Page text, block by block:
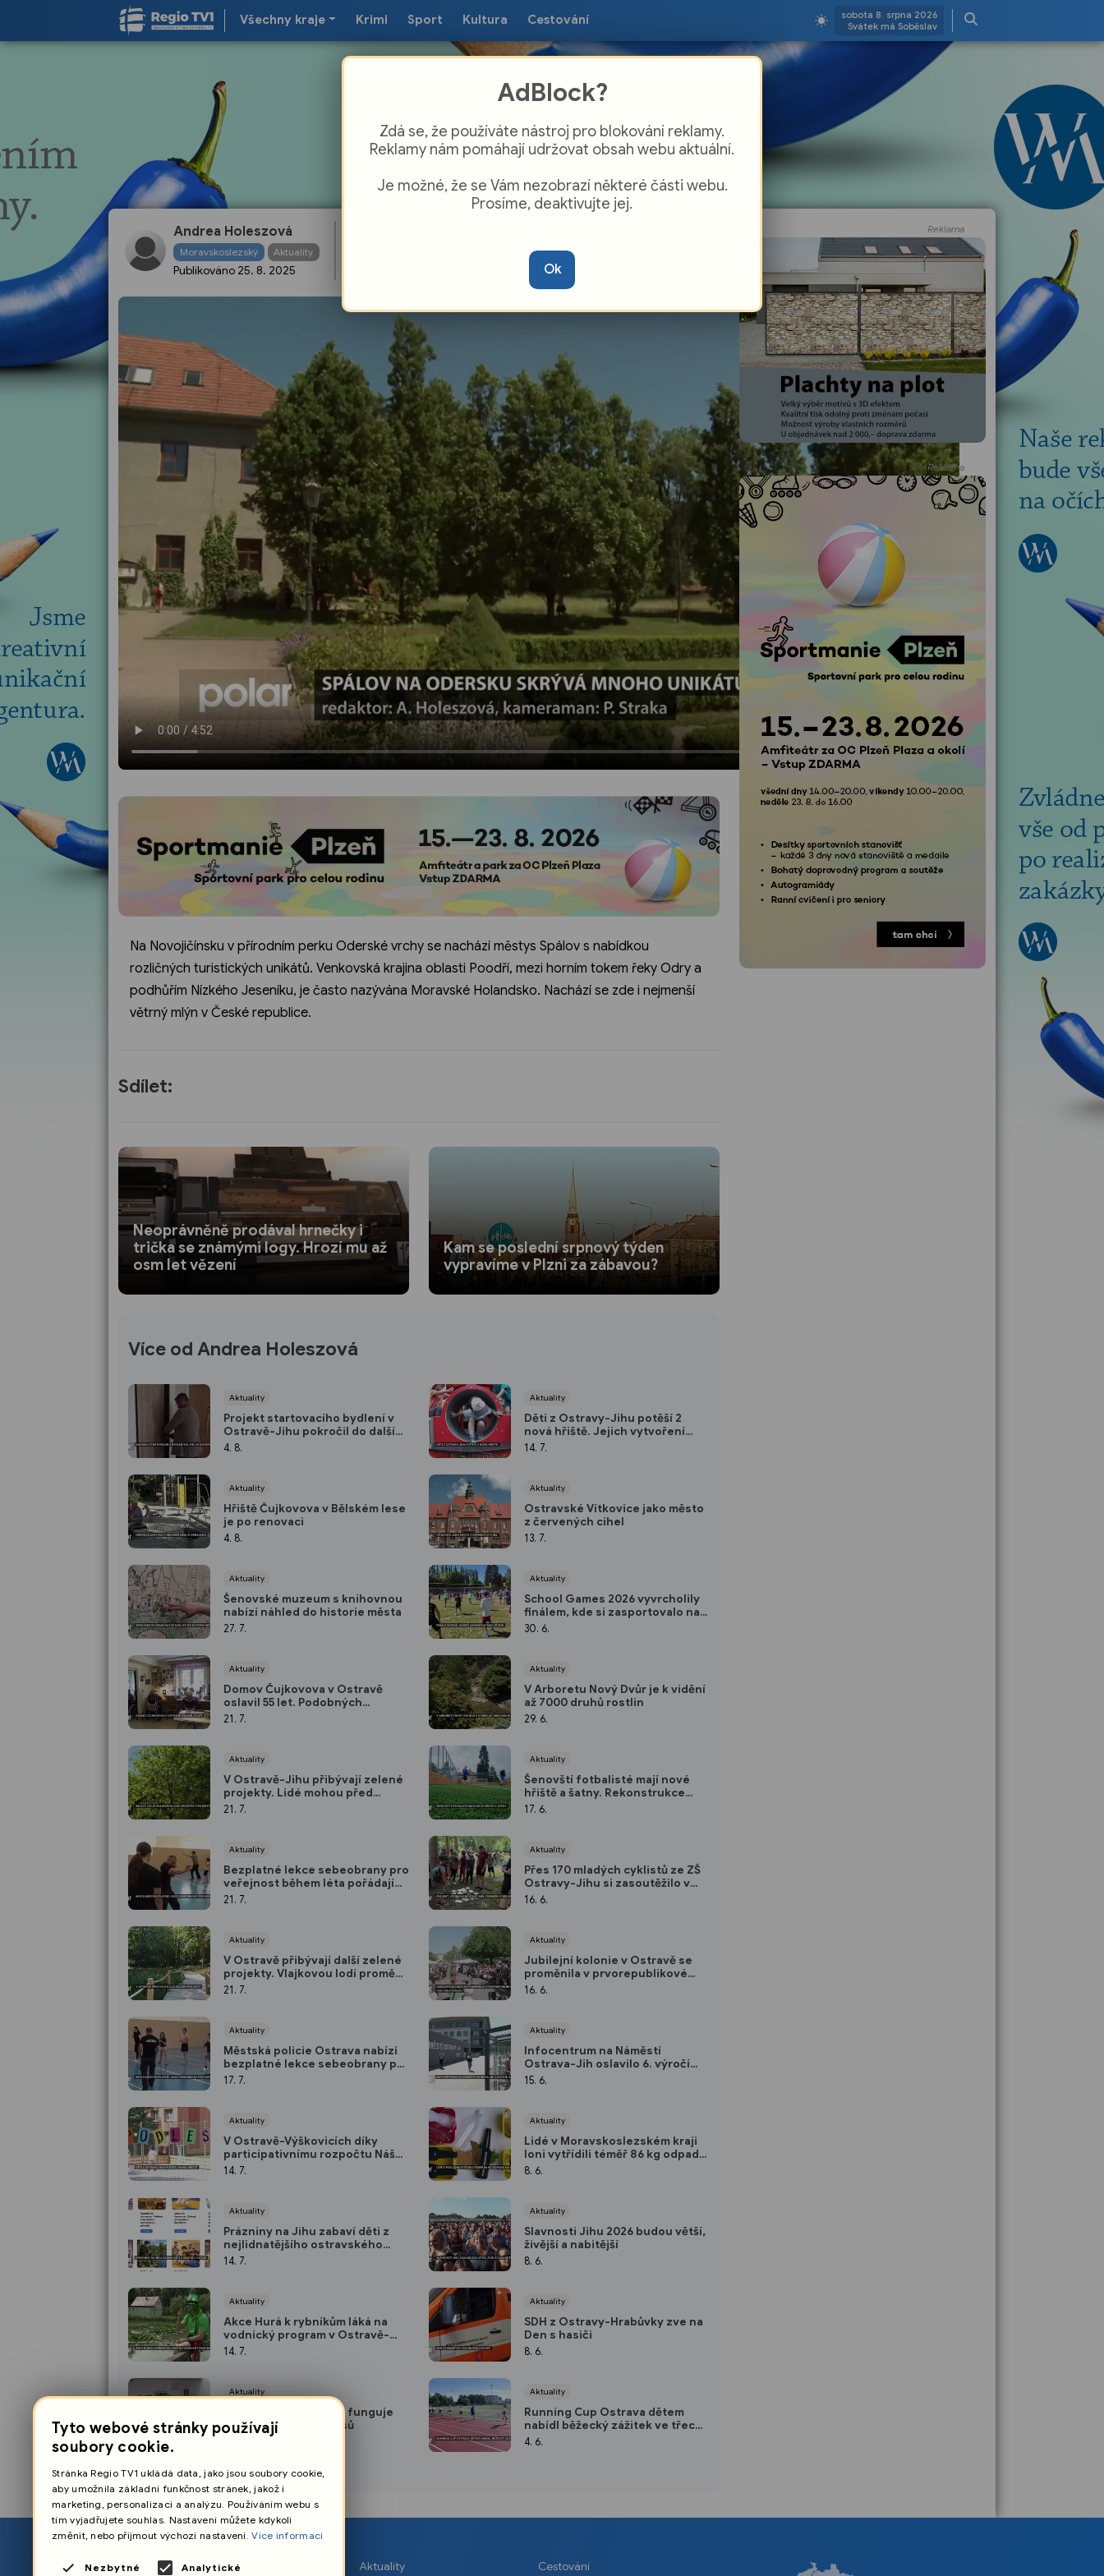
Všechny kraje Krimi Sport Kultura Cestování
sobota 8. srpna 2026
Svátek má Soběslav
Andrea Holeszová
Moravskoslezský Aktuality
Publikováno 25. 8. 2025
Spálov na Odersku skrývá mnoho unikátů
Na Novojičínsku v přírodním perku Oderské vrchy se nachází městys Spálov s nabídkou
rozličných turistických unikátů. Venkovská krajina oblasti Poodří, mezi horním tokem řeky Odry a
podhůřím Nízkého Jeseníku, je často nazývána Moravské Holandsko. Nachází se zde i nejmenší
větrný mlýn v České republice.
Sdílet:
Neoprávněně prodával hrnečky i
trička se známými logy. Hrozí mu až
osm let vězení
Kam se poslední srpnový týden
vypravíme v Plzni za zábavou?
Více od Andrea Holeszová
Aktuality
Projekt startovacího bydlení v
Ostravě-Jihu pokročil do další
fáze
4. 8.
Aktuality
Hřiště Čujkovova v Bělském lese
je po renovaci
4. 8.
Aktuality
Šenovské muzeum s knihovnou
nabízí náhled do historie města
27. 7.
Aktuality
Domov Čujkovova v Ostravě
oslavil 55 let. Podobných
zařízení je celorepublikově
21. 7.
Aktuality
V Ostravě-Jihu přibývají zelené
projekty. Lidé mohou před
shonem města uniknout do
21. 7.
Aktuality
Bezplatné lekce sebeobrany pro
veřejnost během léta pořádají
ostravští strážníci
21. 7.
Aktuality
V Ostravě přibývají další zelené
projekty. Vlajkovou lodí proměny
je Bělský les
21. 7.
Aktuality
Městská policie Ostrava nabízí
bezplatné lekce sebeobrany pro
veřejnost
17. 7.
Aktuality
V Ostravě-Výškovicích díky
participativnímu rozpočtu Náš
Jih vznikla 2 nová hřiště
14. 7.
Aktuality
Prázniny na Jihu zabaví děti z
nejlidnatějšího ostravského
obvodu i letos
14. 7.
Aktuality
Akce Hurá k rybníkům láká na
vodnický program v Ostravě-
Výškovicích
14. 7.
Aktuality
Od začátku července funguje
centrální evidence psů
Aktuality
Děti z Ostravy-Jihu potěší 2
nová hřiště. Jejich vytvoření
navrhla aktivní babička
14. 7.
Aktuality
Ostravské Vítkovice jako město
z červených cihel
13. 7.
Aktuality
School Games 2026 vyvrcholily
finálem, kde si zasportovalo na 5
tisíc dětí
30. 6.
Aktuality
V Arboretu Nový Dvůr je k vidění
až 7000 druhů rostlin
29. 6.
Aktuality
Šenovští fotbalisté mají nové
hřiště a šatny. Rekonstrukce
zázemí klubu probíhá nadále
17. 6.
Aktuality
Přes 170 mladých cyklistů ze ZŠ
Ostravy-Jihu si zasoutěžilo v
Bělském lese
16. 6.
Aktuality
Jubilejní kolonie v Ostravě se
proměnila v prvorepublikové
korzo
16. 6.
Aktuality
Infocentrum na Náměstí
Ostrava-Jih oslavilo 6. výročí
fungování
15. 6.
Aktuality
Lidé v Moravskoslezském kraji
loni vytřídili téměř 86 kg odpadu
na osobu
8. 6.
Aktuality
Slavnosti Jihu 2026 budou větší,
živější a nabitější
8. 6.
Aktuality
SDH z Ostravy-Hrabůvky zve na
Den s hasiči
8. 6.
Aktuality
Running Cup Ostrava dětem
nabídl běžecký zážitek ve třech
kolech
4. 6.
Reklama
Reklama
O nás Aktuality Cestování
AdBlock?
Zdá se, že používáte nástroj pro blokování reklamy.
Reklamy nám pomáhají udržovat obsah webu aktuální.
Je možné, že se Vám nezobrazí některé části webu.
Prosíme, deaktivujte jej.
Ok
Tyto webové stránky používají
soubory cookie.
Stránka Regio TV1 ukládá data, jako jsou soubory cookie,
aby umožnila základní funkčnost stránek, jakož i
marketing, personalizaci a analýzu. Používáním webu s
tím vyjadřujete souhlas. Nastavení můžete kdykoli
změnit, nebo přijmout výchozí nastavení.Více informací
Nezbytné Analytické